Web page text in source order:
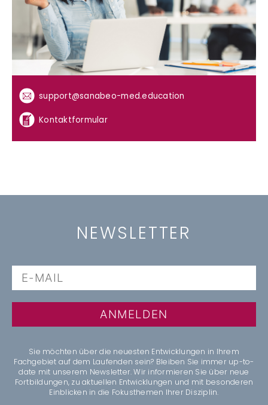
support@sanabeo-med.education
Kontaktformular
NEWSLETTER
ANMELDEN
Sie möchten über die neuesten Entwicklungen in Ihrem
Fachgebiet auf dem Laufenden sein? Bleiben Sie immer up-to-
date mit unserem Newsletter. Wir informieren Sie über neue
Fortbildungen, zu aktuellen Entwicklungen und mit besonderen
Einblicken in die Fokusthemen Ihrer Disziplin.